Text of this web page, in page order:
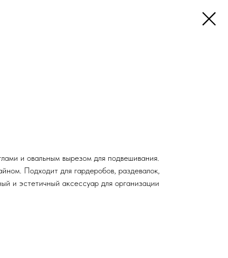
и овальным вырезом для подвешивания.
Подходит для гардеробов, раздевалок,
и эстетичный аксессуар для организации